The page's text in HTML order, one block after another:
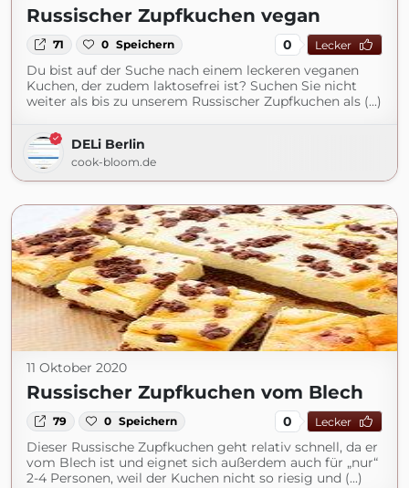
Russischer Zupfkuchen vegan
71 0 Speichern 0 Lecker
Du bist auf der Suche nach einem leckeren veganen
Kuchen, der zudem laktosefrei ist? Suchen Sie nicht
weiter als bis zu unserem Russischer Zupfkuchen als (...)
DELi Berlin
cook-bloom.de
11 Oktober 2020
Russischer Zupfkuchen vom Blech
79 0 Speichern 0 Lecker
Dieser Russische Zupfkuchen geht relativ schnell, da er
vom Blech ist und eignet sich außerdem auch für „nur“
2-4 Personen, weil der Kuchen nicht so riesig und (...)